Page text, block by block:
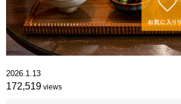
2026.1.13
172,519 views